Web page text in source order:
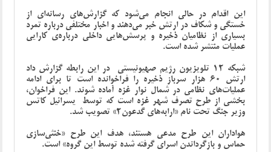
این اقدام در حالی انجام می‌شود که گزارش‌های رسانه‌ای از
خستگی و شکاف در ارتش خبر می‌دهند و اخبار مختلفی درباره تمرد
بسیاری از نظامیان ذخیره و پرسش‌هایی داخلی درباره‌ی کارایی
عملیات منتشر شده است.
شبکه 12 تلویزیون رژیم صهیونیستی در این رابطه گزارش داد
ارتش 60 هزار سرباز ذخیره را فراخوانده است تا برای ادامه
عملیات‌های نظامی در شمال نوار غزه آماده شوند. این فراخوان،
بخشی از طرح تصرف شهر غزه است که توسط یسرائیل کاتس
وزیر جنگ تحت نام «ارابه‌های گدعون2» تصویب شد.
هواداران این طرح مدعی هستند، هدف این طرح «خنثی‌سازی
حماس و بازگرداندن اسرای گرفته شده توسط این گروه» است.